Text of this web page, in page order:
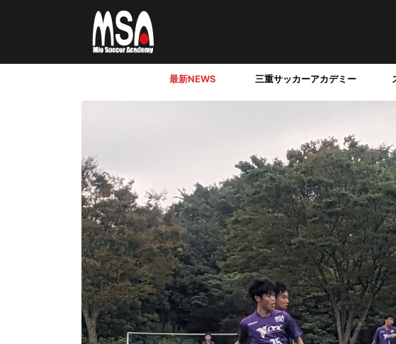
最新NEWS 三重サッカーアカデミー